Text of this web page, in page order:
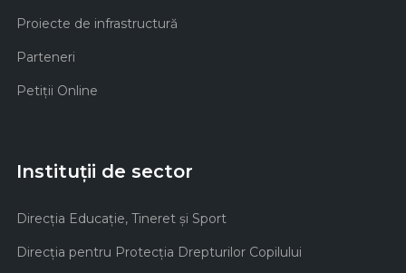
Proiecte de infrastructură
Parteneri
Petiții Online
Instituții de sector
Direcţia Educaţie, Tineret şi Sport
Direcţia pentru Protecţia Drepturilor Copilului